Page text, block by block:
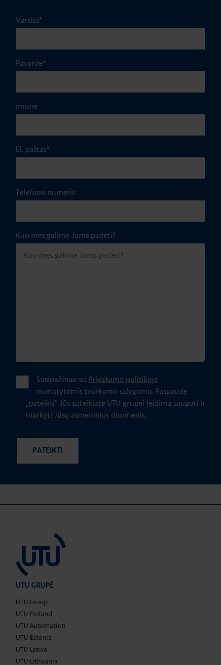
Vardas*
Pavardė*
Įmonė
El. paštas*
Telefono numeris
Kuo mes galime Jums padėti?
Susipažinau su Privatumo politikoje
numatytomis tvarkymo sąlygomis. Paspaudę
„pateikti" Jūs suteikiate UTU grupei leidimą saugoti ir
tvarkyti Jūsų asmeninius duomenis.
UTU GRUPĖ
UTU Group
UTU Finland
UTU Automation
UTU Estonia
UTU Latvia
UTU Lithuania